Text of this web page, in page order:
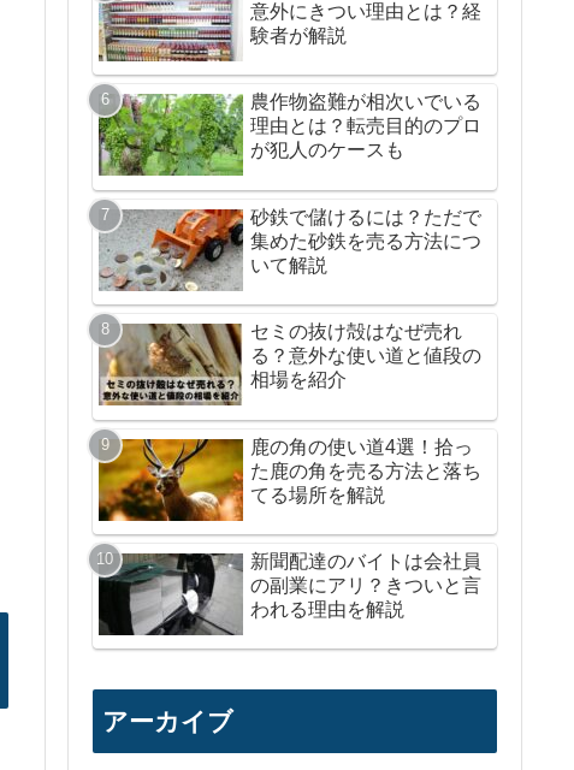
意外にきつい理由とは？経
験者が解説
農作物盗難が相次いでいる
理由とは？転売目的のプロ
が犯人のケースも
砂鉄で儲けるには？ただで
集めた砂鉄を売る方法につ
いて解説
セミの抜け殻はなぜ売れ
る？意外な使い道と値段の
相場を紹介
鹿の角の使い道4選！拾っ
た鹿の角を売る方法と落ち
てる場所を解説
新聞配達のバイトは会社員
の副業にアリ？きついと言
われる理由を解説
アーカイブ